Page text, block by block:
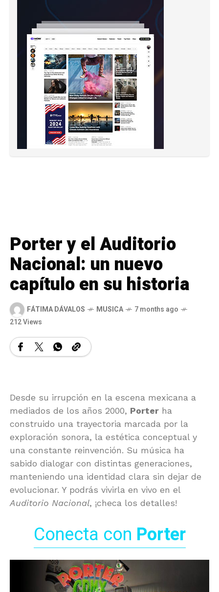
Porter y el Auditorio
Nacional: un nuevo
capítulo en su historia
FÁTIMA DÁVALOS MUSICA
7 months ago
212 Views
Desde su irrupción en la escena mexicana a
mediados de los años 2000, Porter ha
construido una trayectoria marcada por la
exploración sonora, la estética conceptual y
una constante reinvención. Su música ha
sabido dialogar con distintas generaciones,
manteniendo una identidad clara sin dejar de
evolucionar. Y podrás vivirla en vivo en el
Auditorio Nacional, ¡checa los detalles!
Conecta con Porter